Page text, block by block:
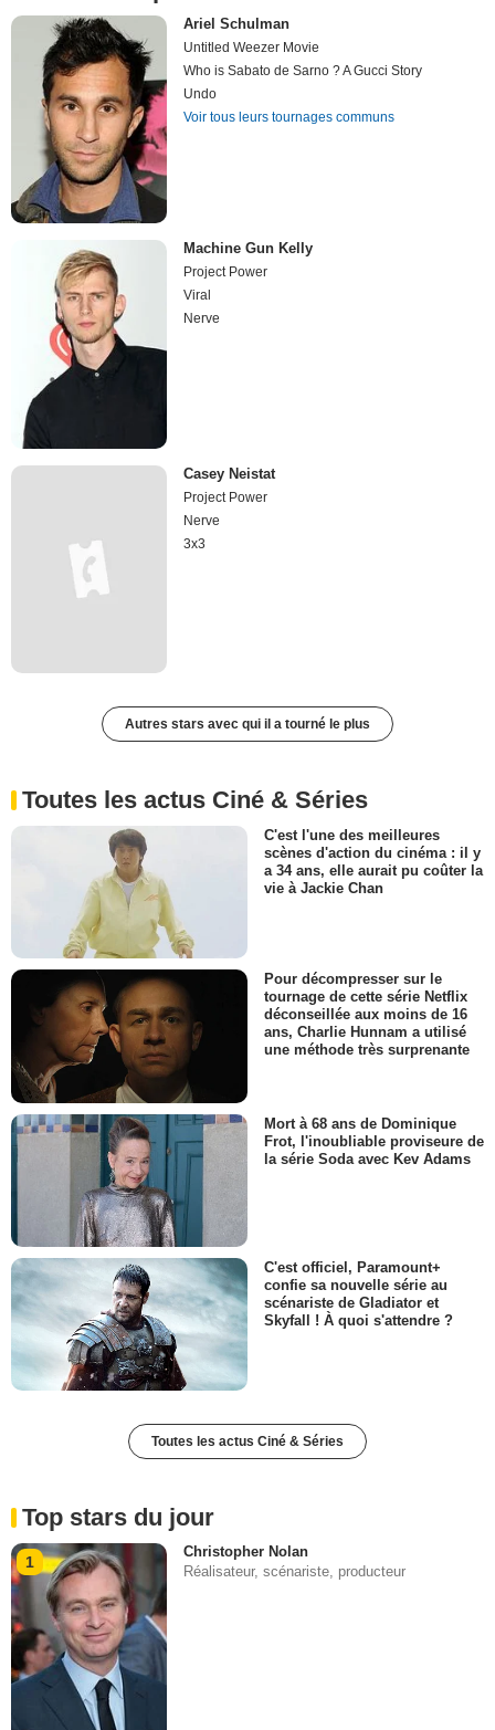
Ariel Schulman
Untitled Weezer Movie
Who is Sabato de Sarno ? A Gucci Story
Undo
Voir tous leurs tournages communs
Machine Gun Kelly
Project Power
Viral
Nerve
Casey Neistat
Project Power
Nerve
3x3
Autres stars avec qui il a tourné le plus
Toutes les actus Ciné & Séries
C'est l'une des meilleures
scènes d'action du cinéma : il y
a 34 ans, elle aurait pu coûter la
vie à Jackie Chan
Pour décompresser sur le
tournage de cette série Netflix
déconseillée aux moins de 16
ans, Charlie Hunnam a utilisé
une méthode très surprenante
Mort à 68 ans de Dominique
Frot, l'inoubliable proviseure de
la série Soda avec Kev Adams
C'est officiel, Paramount+
confie sa nouvelle série au
scénariste de Gladiator et
Skyfall ! À quoi s'attendre ?
Toutes les actus Ciné & Séries
Top stars du jour
1
Christopher Nolan
Réalisateur, scénariste, producteur